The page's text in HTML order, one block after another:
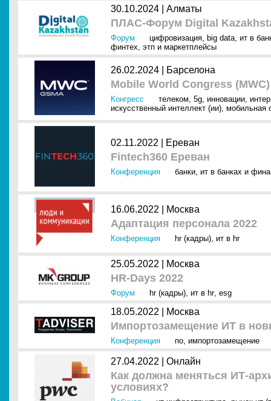
30.10.2024 | Алматы
ПЛАС-Форум Digital
Форум цифровизация, big data, ит в
финтех, этп и маркетплейсы
26.02.2024 | Барселона
Mobile World Congress
Конгресс телеком, 5g, инновации,
искусственный интеллект (ии), мобильная
02.11.2022 | Ереван
Fintech360 Ереван
Конференция банки, ит в банках и
16.06.2022 | Москва
Адаптация персонала 2022
Конференция hr (кадры), ит в hr
25.05.2022 | Москва
HR-Days 2022
Форум hr (кадры), ит в hr, esg
18.05.2022 | Москва
Импортозамещение ИТ в
Конференция по, импортозамещение
27.04.2022 | Онлайн
Как должна меняться ИТ-
условиях?